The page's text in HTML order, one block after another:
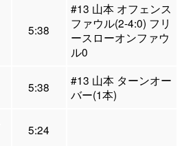
5:38
#13 山本 オフェンス
ファウル(2-4:0) フリ
ースローオンファウ
ル0
5:38
#13 山本 ターンオー
バー(1本)
5:24